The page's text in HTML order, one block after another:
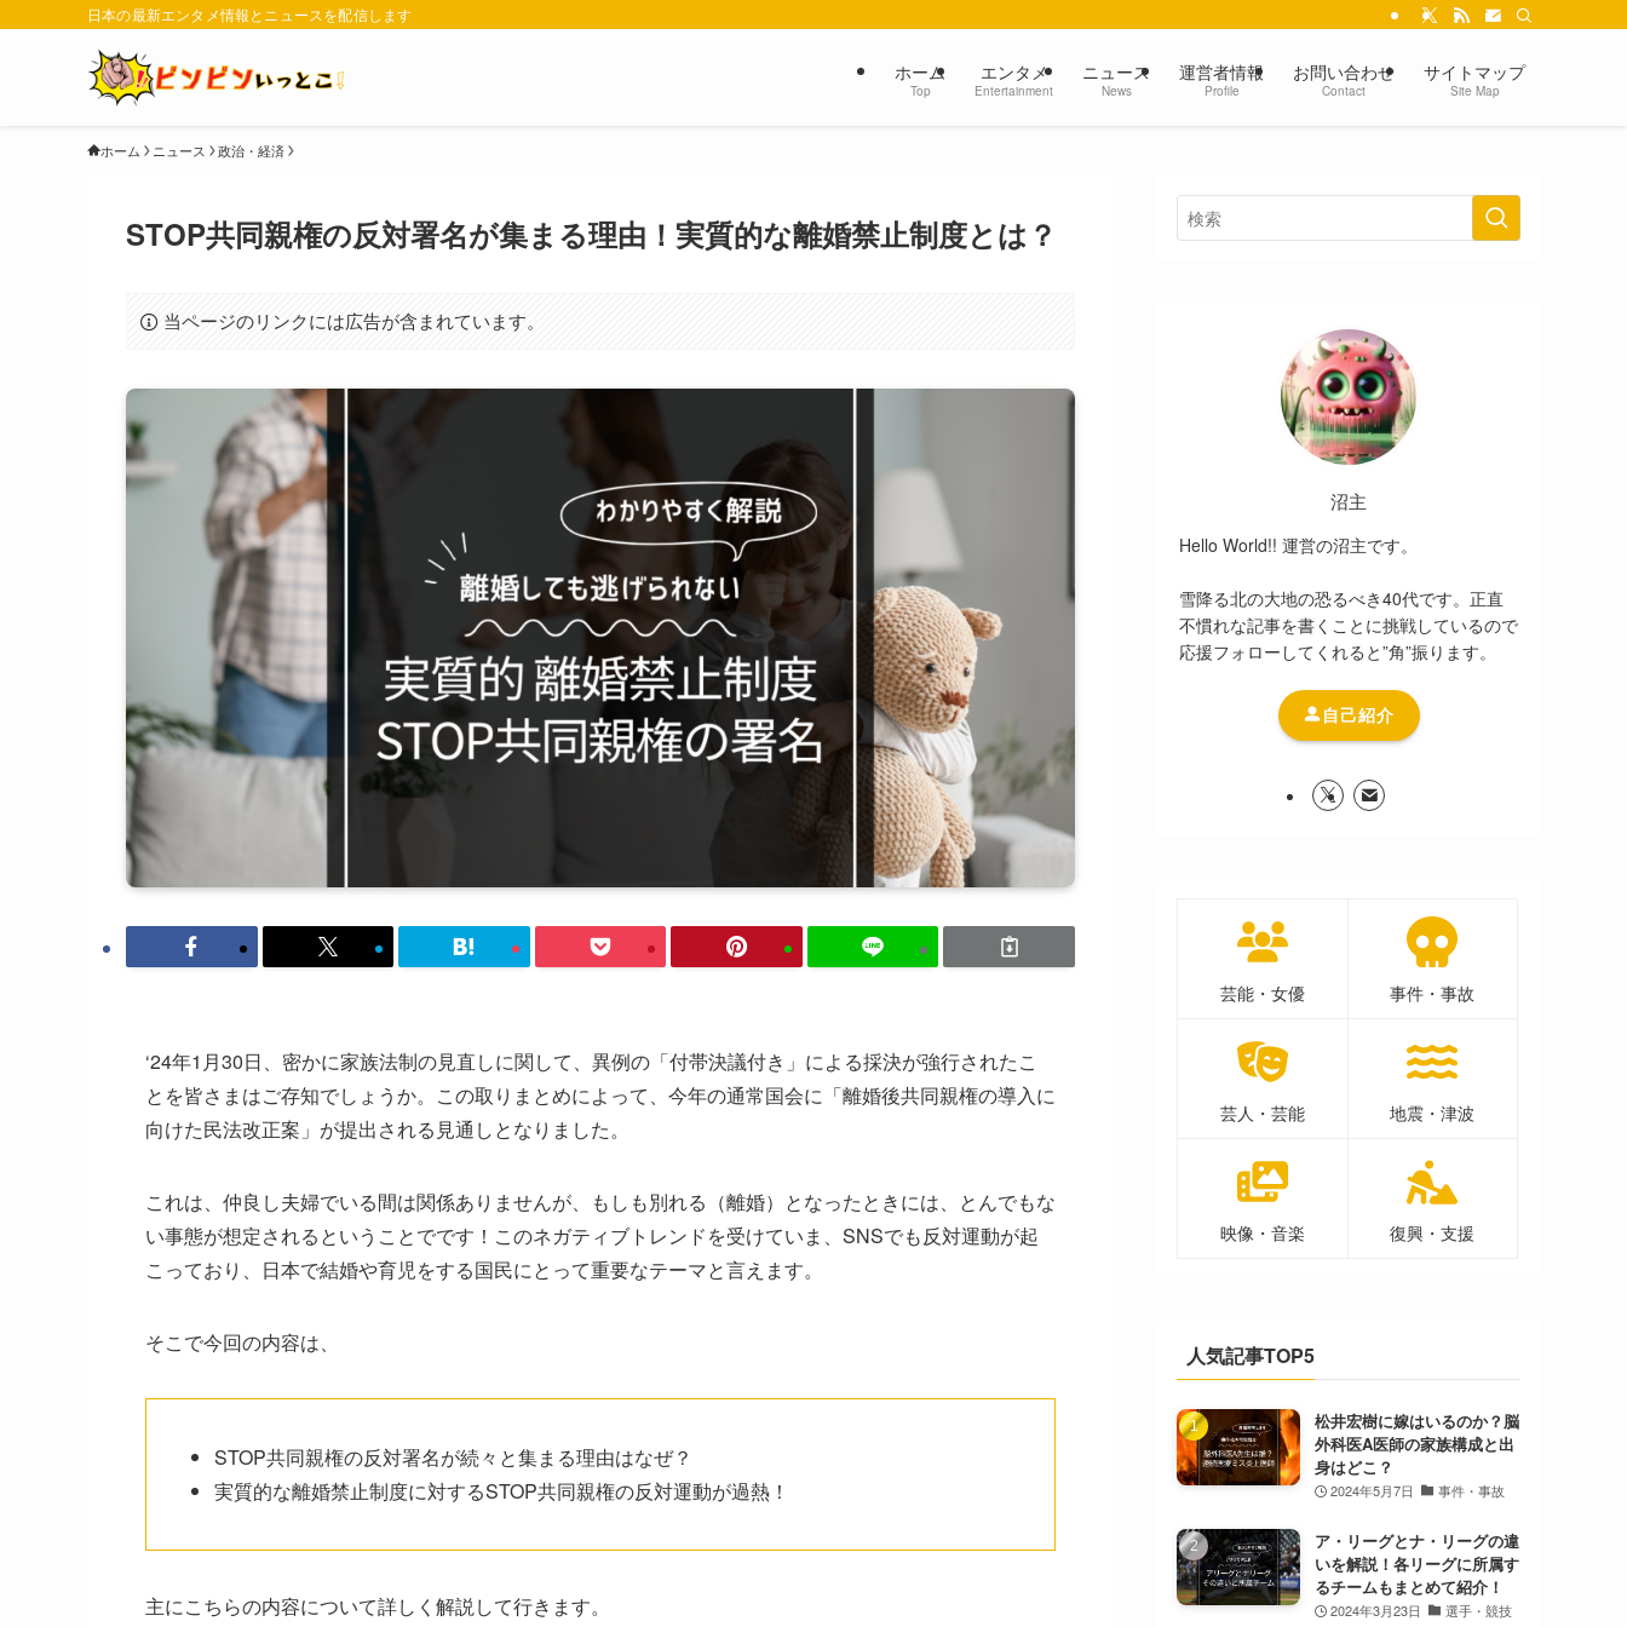
日本の最新エンタメ情報とニュースを配信します
ホーム
Top
エンタメ
Entertainment
ニュース
News
運営者情報
Profile
お問い合わせ
Contact
サイトマップ
Site Map
ホーム ニュース 政治・経済
STOP共同親権の反対署名が集まる理由！実質的な離婚禁止制度とは？
当ページのリンクには広告が含まれています。
‘24年1月30日、密かに家族法制の見直しに関して、異例の「付帯決議付き」による採決が強行されたこ
とを皆さまはご存知でしょうか。この取りまとめによって、今年の通常国会に「離婚後共同親権の導入に
向けた民法改正案」が提出される見通しとなりました。
これは、仲良し夫婦でいる間は関係ありませんが、もしも別れる（離婚）となったときには、とんでもな
い事態が想定されるということでです！このネガティブトレンドを受けていま、SNSでも反対運動が起
こっており、日本で結婚や育児をする国民にとって重要なテーマと言えます。
そこで今回の内容は、
STOP共同親権の反対署名が続々と集まる理由はなぜ？
実質的な離婚禁止制度に対するSTOP共同親権の反対運動が過熱！
主にこちらの内容について詳しく解説して行きます。
沼主
Hello World!! 運営の沼主です。
雪降る北の大地の恐るべき40代です。正直
不慣れな記事を書くことに挑戦しているので
応援フォローしてくれると”角”振ります。
自己紹介
芸能・女優 事件・事故
芸人・芸能 地震・津波
映像・音楽 復興・支援
人気記事TOP5
松井宏樹に嫁はいるのか？脳
外科医A医師の家族構成と出
身はどこ？
2024年5月7日 事件・事故
ア・リーグとナ・リーグの違
いを解説！各リーグに所属す
るチームもまとめて紹介！
2024年3月23日 選手・競技